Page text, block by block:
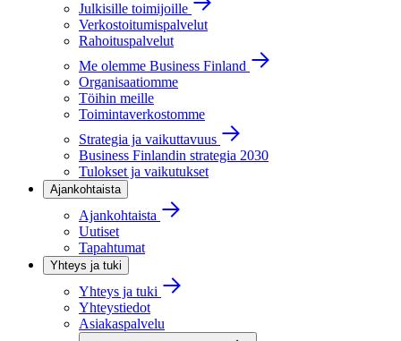
Julkisille toimijoille
Verkostoitumispalvelut
Rahoituspalvelut
Me olemme Business Finland
Organisaatiomme
Töihin meille
Toimintaverkostomme
Strategia ja vaikuttavuus
Business Finlandin strategia 2030
Tulokset ja vaikutukset
Ajankohtaista
Ajankohtaista
Uutiset
Tapahtumat
Yhteys ja tuki
Yhteys ja tuki
Yhteystiedot
Asiakaspalvelu